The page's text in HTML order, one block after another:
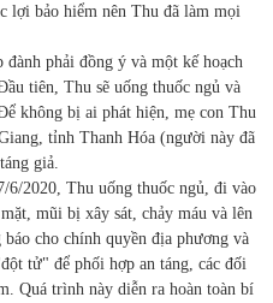
lợi bảo hiểm nên Thu đã làm mọi
phải đồng ý và một kế hoạch
tiên, Thu sẽ uống thuốc ngủ và
không bị ai phát hiện, mẹ con Thu
tỉnh Thanh Hóa (người này đã
giả.
6/2020, Thu uống thuốc ngủ, đi vào
mũi bị xây sát, chảy máu và lên
cho chính quyền địa phương và
tử" để phối hợp an táng, các đối
Quá trình này diễn ra hoàn toàn bí